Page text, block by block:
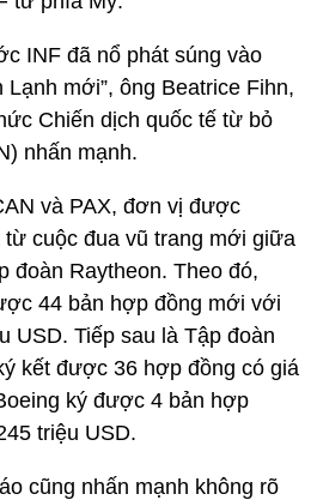
INF đã nổ phát súng vào
mới”, ông Beatrice Fihn,
Chiến dịch quốc tế từ bỏ
nhấn mạnh.
và PAX, đơn vị được
cuộc đua vũ trang mới giữa
đoàn Raytheon. Theo đó,
44 bản hợp đồng mới với
USD. Tiếp sau là Tập đoàn
kết được 36 hợp đồng có giá
ký được 4 bản hợp
triệu USD.
cũng nhấn mạnh không rõ